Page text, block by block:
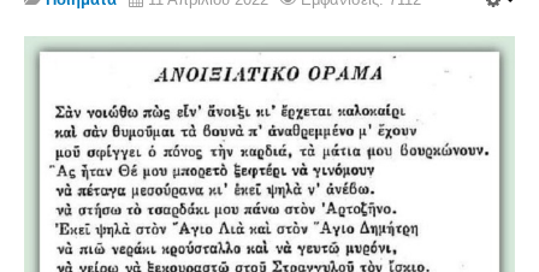
Σερβαίοι Συγγραφείς/Λογoτέχνες
Σερβαίοι Καλλιτέχνες
Γραφή Πατριωτών/Συνεργατών
Σερβαίοι Αγωνιστές/Πεσόντες
Σερβαίοι για το Σέρβου
Σύνδεσμος Σερβαίων
Εφημερίδα Αρτοζήνος